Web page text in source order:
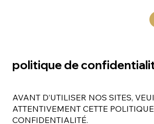
politique de
AVANT D’UTILISER NOS SITES,
ATTENTIVEMENT CETTE
CONFIDENTIALITÉ.